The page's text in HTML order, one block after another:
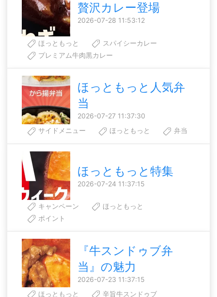
贅沢カレー登場
2026-07-28 11:53:12
ほっともっと
スパイシーカレー
プレミアム牛肉黒カレー
ほっともっと人気弁
当
2026-07-27 11:37:30
サイドメニュー
ほっともっと 弁当
ほっともっと特集
2026-07-24 11:37:15
キャンペーン
ほっともっと
ポイント
『牛スンドゥブ弁
当』の魅力
2026-07-23 11:37:15
ほっともっと
辛旨牛スンドゥブ